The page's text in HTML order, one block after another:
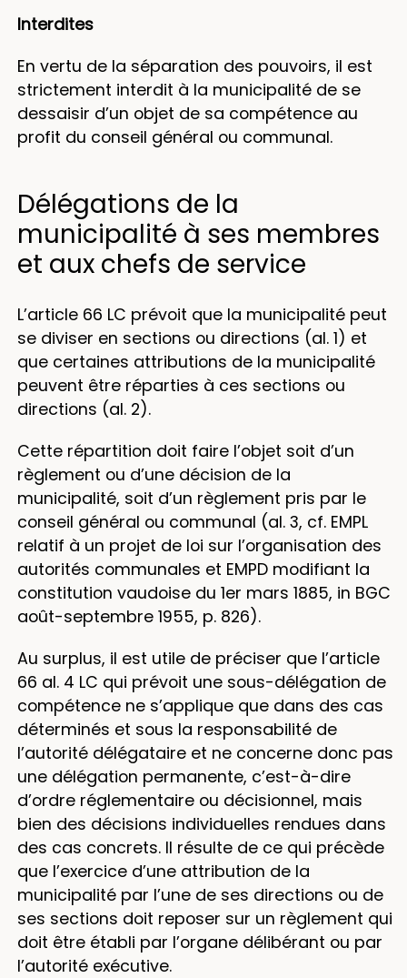
Interdites
En vertu de la séparation des pouvoirs, il est
strictement interdit à la municipalité de se
dessaisir d’un objet de sa compétence au
profit du conseil général ou communal.
Délégations de la
municipalité à ses membres
et aux chefs de service
L’article 66 LC prévoit que la municipalité peut
se diviser en sections ou directions (al. 1) et
que certaines attributions de la municipalité
peuvent être réparties à ces sections ou
directions (al. 2).
Cette répartition doit faire l’objet soit d’un
règlement ou d’une décision de la
municipalité, soit d’un règlement pris par le
conseil général ou communal (al. 3, cf. EMPL
relatif à un projet de loi sur l’organisation des
autorités communales et EMPD modifiant la
constitution vaudoise du 1er mars 1885, in BGC
août-septembre 1955, p. 826).
Au surplus, il est utile de préciser que l’article
66 al. 4 LC qui prévoit une sous-délégation de
compétence ne s’applique que dans des cas
déterminés et sous la responsabilité de
l’autorité délégataire et ne concerne donc pas
une délégation permanente, c’est-à-dire
d’ordre réglementaire ou décisionnel, mais
bien des décisions individuelles rendues dans
des cas concrets. Il résulte de ce qui précède
que l’exercice d’une attribution de la
municipalité par l’une de ses directions ou de
ses sections doit reposer sur un règlement qui
doit être établi par l’organe délibérant ou par
l’autorité exécutive.